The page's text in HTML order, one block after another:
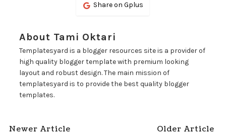
Share on Gplus
About Tami Oktari
Templatesyard is a blogger resources site is a provider of
high quality blogger template with premium looking
layout and robust design. The main mission of
templatesyard is to provide the best quality blogger
templates.
Newer Article Older Article